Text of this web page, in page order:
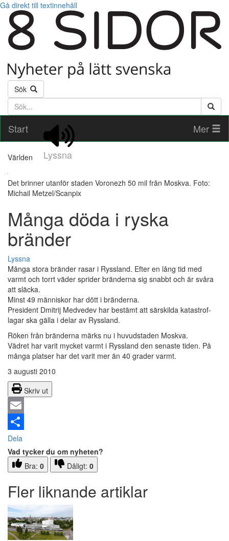
Gå direkt till textinnehåll
Sök
Söktext
Start
Lyssna
Mer
Världen
Det brinner utanför staden Voronezh 50 mil från Moskva. Foto:
Michail Metzel/Scanpix
Många döda i ryska
bränder
Lyssna
Många stora bränder rasar i Ryssland. Efter en lång tid med
varmt och torrt väder sprider bränderna sig snabbt och är svåra
att släcka.
Minst 49 människor har dött i bränderna.
President Dmitrij Medvedev har bestämt att särskilda katastrof-
lagar ska gälla i delar av Ryssland.
Röken från bränderna märks nu i huvudstaden Moskva.
Vädret har varit mycket varmt i Ryssland den senaste tiden. På
många platser har det varit mer än 40 grader varmt.
3 augusti 2010
Skriv ut
Email
Dela
Vad tycker du om nyheten?
Bra: 0 Dåligt: 0
Fler liknande artiklar